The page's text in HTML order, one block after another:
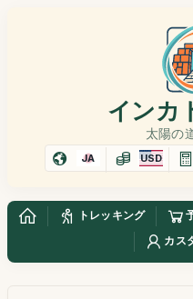
インカ
太陽の
JA USD
トレッキング
カス